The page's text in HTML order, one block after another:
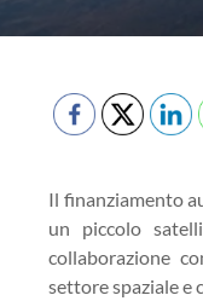
Il finanziamento
un piccolo
collaborazione
settore spaziale e